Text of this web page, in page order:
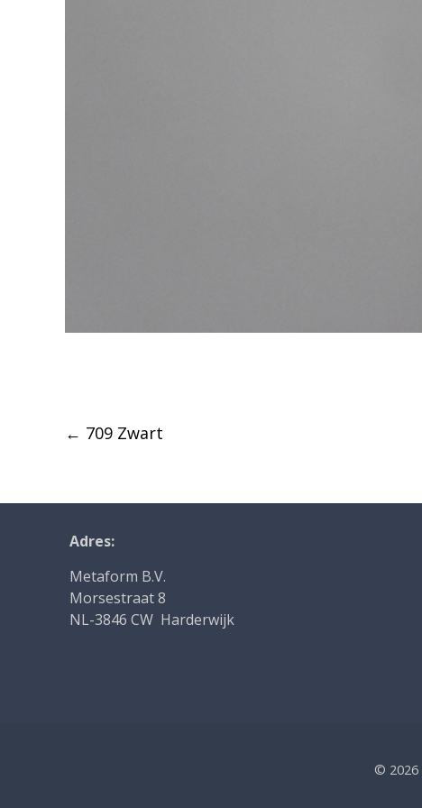
Post
navigation
← 709 Zwart
Adres:
Metaform B.V.
Morsestraat 8
NL-3846 CW Harderwijk
© 2026